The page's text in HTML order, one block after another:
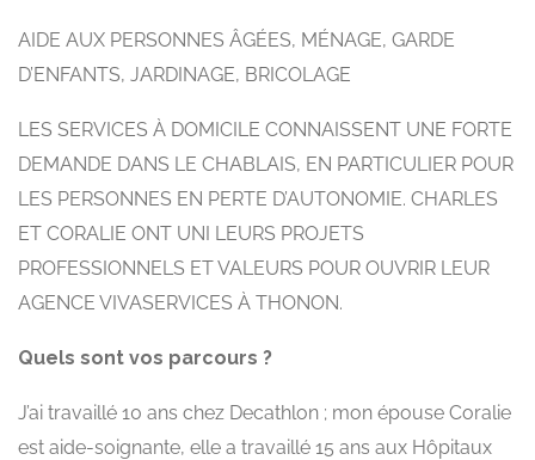
AIDE AUX PERSONNES ÂGÉES, MÉNAGE, GARDE
D’ENFANTS, JARDINAGE, BRICOLAGE
LES SERVICES À DOMICILE CONNAISSENT UNE FORTE
DEMANDE DANS LE CHABLAIS, EN PARTICULIER POUR
LES PERSONNES EN PERTE D’AUTONOMIE. CHARLES
ET CORALIE ONT UNI LEURS PROJETS
PROFESSIONNELS ET VALEURS POUR OUVRIR LEUR
AGENCE VIVASERVICES À THONON.
Quels sont vos parcours ?
J’ai travaillé 10 ans chez Decathlon ; mon épouse Coralie
est aide-soignante, elle a travaillé 15 ans aux Hôpitaux